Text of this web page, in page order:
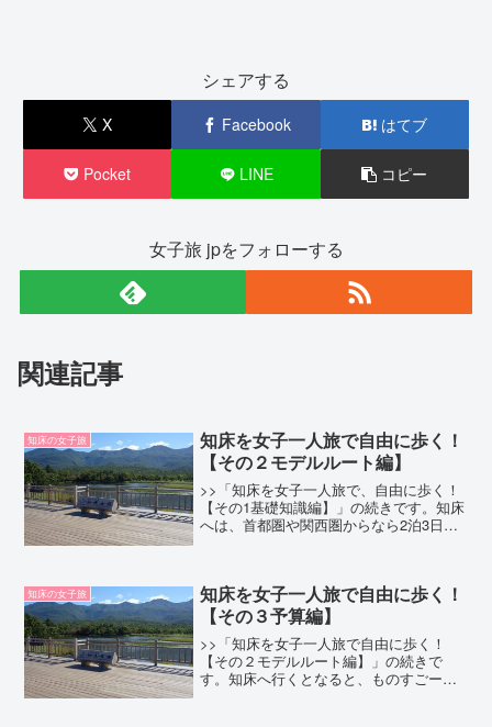
シェアする
X Facebook はてブ
Pocket LINE コピー
女子旅 jpをフォローする
関連記事
知床の女子旅
知床を女子一人旅で自由に歩く！
【その２モデルルート編】
>>「知床を女子一人旅で、自由に歩く！
【その1基礎知識編】」の続きです。知床
へは、首都圏や関西圏からなら2泊3日で
は、首都圏から知床を...
知床の女子旅
知床を女子一人旅で自由に歩く！
【その３予算編】
>>「知床を女子一人旅で自由に歩く！
【その２モデルルート編】」の続きで
す。知床へ行くとなると、ものすごーい